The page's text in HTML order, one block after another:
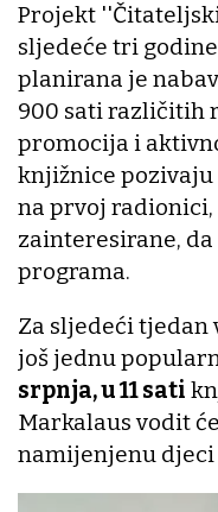
Projekt
sljedeće tri
planirana je
900 sati različitih
promocija i
knjižnice pozivaju
na prvoj radionici,
zainteresirane,
programa.
Za sljedeći tjedan
još jednu
srpnja, u 11 sati
Markalaus vodit će
namijenjenu djeci